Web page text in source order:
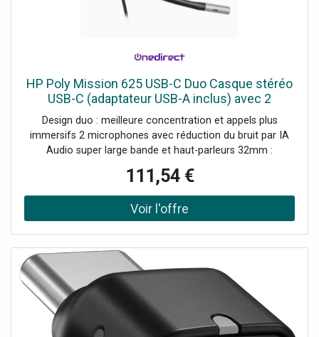
HP Poly Mission 625 USB-C Duo Casque stéréo
USB-C (adaptateur USB-A inclus) avec 2
microphones à réduction du bruit par IA, audio
super large bande et
Design duo : meilleure concentration et appels plus
immersifs 2 microphones avec réduction du bruit par IA
Audio super large bande et haut-parleurs 32mm :
rotation de la perche micro Connecteur USB-C avec
adaptateur USB-A inclus Voyant d'occupation intégré :
réduction des interruptions en communication
Commandes en ligne pour gérer rapidement vos appels.
111,54 €